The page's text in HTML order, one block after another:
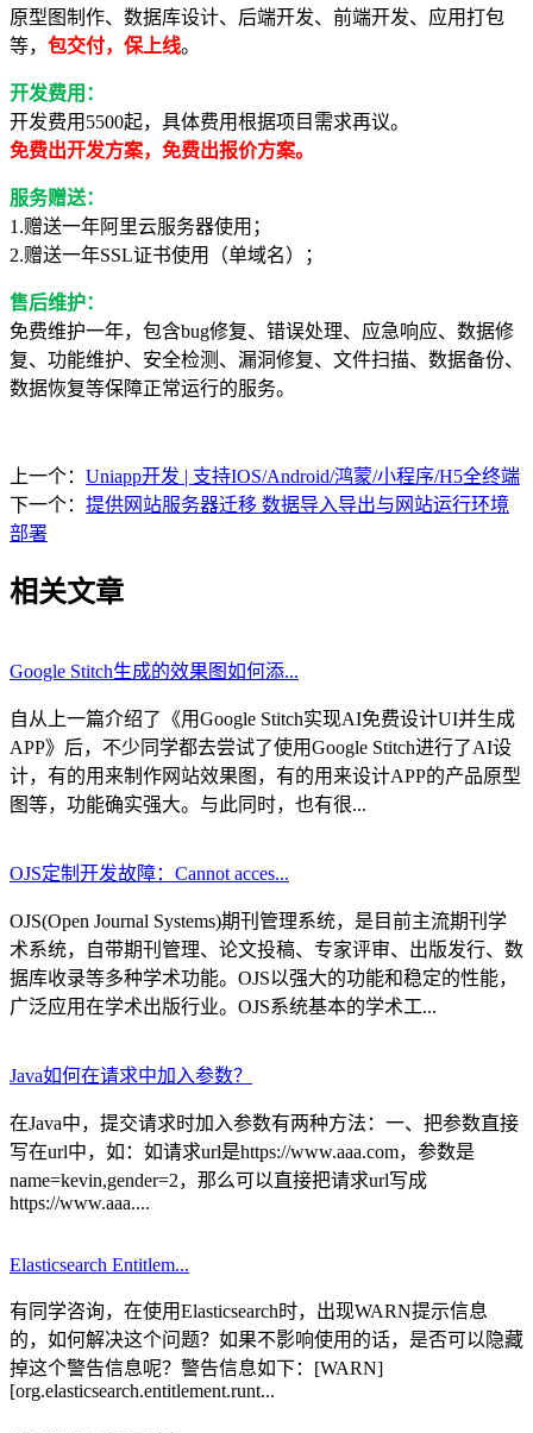
原型图制作、数据库设计、后端开发、前端开发、应用打包
等， 包交付，保上线。
开发费用：
开发费用5500起，具体费用根据项目需求再议。
免费出开发方案，免费出报价方案。
服务赠送：
1.赠送一年阿里云服务器使用；
2.赠送一年SSL证书使用（单域名）；
售后维护：
免费维护一年，包含bug修复、错误处理、应急响应、数据修
复、功能维护、安全检测、漏洞修复、文件扫描、数据备份、
数据恢复等保障正常运行的服务。
上一个： Uniapp开发 | 支持IOS/Android/鸿蒙/小程序/H5全终端
下一个： 提供网站服务器迁移 数据导入导出与网站运行环境
部署
相关文章
Google Stitch生成的效果图如何添...
自从上一篇介绍了《用Google Stitch实现AI免费设计UI并生成
APP》后，不少同学都去尝试了使用Google Stitch进行了AI设
计，有的用来制作网站效果图，有的用来设计APP的产品原型
图等，功能确实强大。与此同时，也有很...
OJS定制开发故障：Cannot acces...
OJS(Open Journal Systems)期刊管理系统，是目前主流期刊学
术系统，自带期刊管理、论文投稿、专家评审、出版发行、数
据库收录等多种学术功能。OJS以强大的功能和稳定的性能，
广泛应用在学术出版行业。OJS系统基本的学术工...
Java如何在请求中加入参数？
在Java中，提交请求时加入参数有两种方法：一、把参数直接
写在url中，如：如请求url是https://www.aaa.com，参数是
name=kevin,gender=2，那么可以直接把请求url写成
https://www.aaa....
Elasticsearch Entitlem...
有同学咨询，在使用Elasticsearch时，出现WARN提示信息
的，如何解决这个问题？如果不影响使用的话，是否可以隐藏
掉这个警告信息呢？警告信息如下：[WARN]
[org.elasticsearch.entitlement.runt...